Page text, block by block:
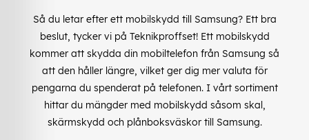
Så du letar efter ett mobilskydd till Samsung? Ett bra
beslut, tycker vi på Teknikproffset! Ett mobilskydd
kommer att skydda din mobiltelefon från Samsung så
att den håller längre, vilket ger dig mer valuta för
pengarna du spenderat på telefonen. I vårt sortiment
hittar du mängder med mobilskydd såsom skal,
skärmskydd och plånboksväskor till Samsung.